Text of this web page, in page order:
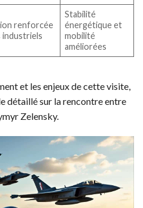
renforcée
Stabilité
énergétique et
mobilité
améliorées
et les enjeux de cette visite,
détaillé sur la rencontre entre
Zelensky.